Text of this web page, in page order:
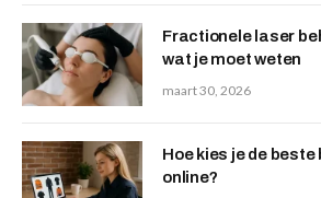
Fractionele laser
wat je moet weten
maart 30, 2026
Hoe kies je de
online?